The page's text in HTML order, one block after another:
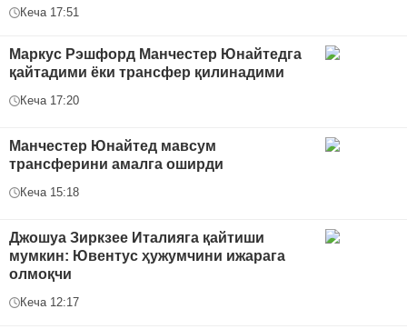
Кеча 17:51
Маркус Рэшфорд Манчестер Юнайтедга
қайтадими ёки трансфер қилинадими
Кеча 17:20
Манчестер Юнайтед мавсум
трансферини амалга оширди
Кеча 15:18
Джошуа Зиркзее Италияга қайтиши
мумкин: Ювентус ҳужумчини ижарага
олмоқчи
Кеча 12:17